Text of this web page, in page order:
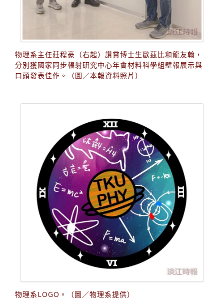
物理系主任莊程豪（右起）讚賞博士生歐茲比和龍友翰，
分別獲國家同步輻射研究中心年會材料科學組壁報展示與
口頭發表佳作。（圖／本報資料照片）
物理系LOGO。（圖／物理系提供）